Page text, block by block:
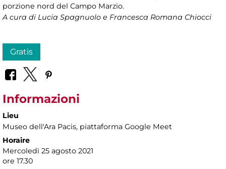
porzione nord del Campo Marzio.
A cura di Lucia Spagnuolo e Francesca Romana Chiocci
Gratis
Informazioni
Lieu
Museo dell'Ara Pacis, piattaforma Google Meet
Horaire
Mercoledì 25 agosto 2021
ore 17.30